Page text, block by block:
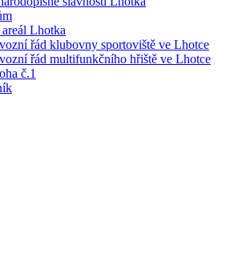
Lhotka
řád klubovny sportoviště ve Lhotce
řád multifunkčního hřiště ve Lhotce
č.1